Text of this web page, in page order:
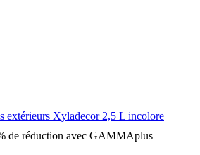
extérieurs Xyladecor 2,5 L incolore
de réduction avec GAMMAplus